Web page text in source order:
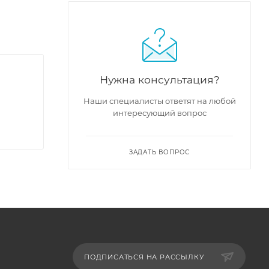
Нужна консультация?
Наши специалисты ответят на любой
интересующий вопрос
ЗАДАТЬ ВОПРОС
ПОДПИСАТЬСЯ НА РАССЫЛКУ